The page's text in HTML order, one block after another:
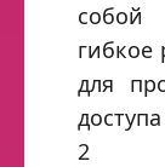
собой
гибкое
для
2